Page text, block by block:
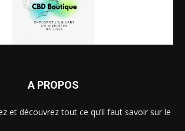
A PROPOS
et découvrez tout ce qu’il faut savoir sur le